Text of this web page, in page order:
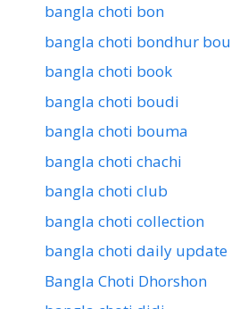
bangla choti bon
bangla choti bondhur bou
bangla choti book
bangla choti boudi
bangla choti bouma
bangla choti chachi
bangla choti club
bangla choti collection
bangla choti daily update
Bangla Choti Dhorshon